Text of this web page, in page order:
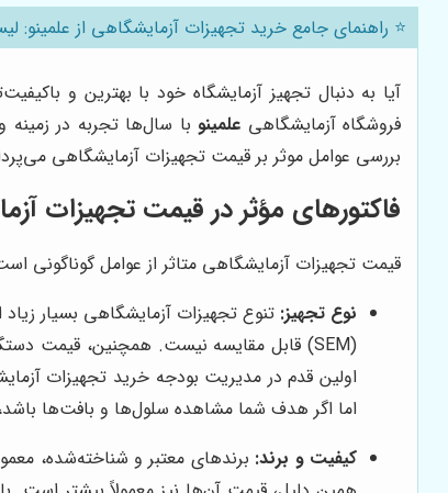
⭐️ راهنمای جامع خرید تجهیزات آزمایشگاهی از علمینو:
آیا به دنبال تجهیز آزمایشگاه خود با بهترین و
فروشگاه آزمایشگاهی علمینوبا سال‌ها تجربه در زمینه
بررسی عوامل موثر بر قیمت تجهیزات آزمایشگاهی
فاکتورهای مؤثر در قیمت تجهیزات
قیمت تجهیزات آزمایشگاهی متاثر از عوامل گوناگونی
نوع تجهیز: تنوع تجهیزات آزمایشگاهی بسیار
اولین قدم در مدیریت بودجه خرید تجهیزات
اما اگر هدف شما مشاهده سلول‌ها و بافت‌ها
کیفیت و برند: برندهای معتبر و شناخته‌شده،